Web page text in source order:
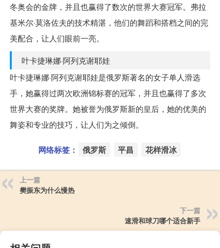
冬奥会的金牌，并且也赢得了数次的世界大赛冠军。弗拉
基米尔·莫洛佐夫的技术精湛，他们的舞蹈和搭档之间的完
美配合，让人们眼前一亮。
叶卡捷琳娜·阿列克谢耶娃
叶卡捷琳娜·阿列克谢耶娃是俄罗斯著名的女子单人滑选
手，她赢得过两次欧洲锦标赛的冠军，并且也赢得了多次
世界大赛的奖牌。她被誉为俄罗斯新的皇后，她的优美的
舞姿和专业的技巧，让人们为之倾倒。
网络标签： 俄罗斯 平昌 花样滑冰
上一篇
樊振东为什么慢热
下一篇
速滑和球刀哪个适合新手